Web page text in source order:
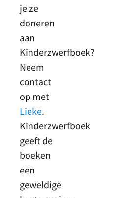
je ze
doneren
aan
Kinderzwerfboek?
Neem
contact
op met
Lieke.
Kinderzwerfboek
geeft de
boeken
een
geweldige